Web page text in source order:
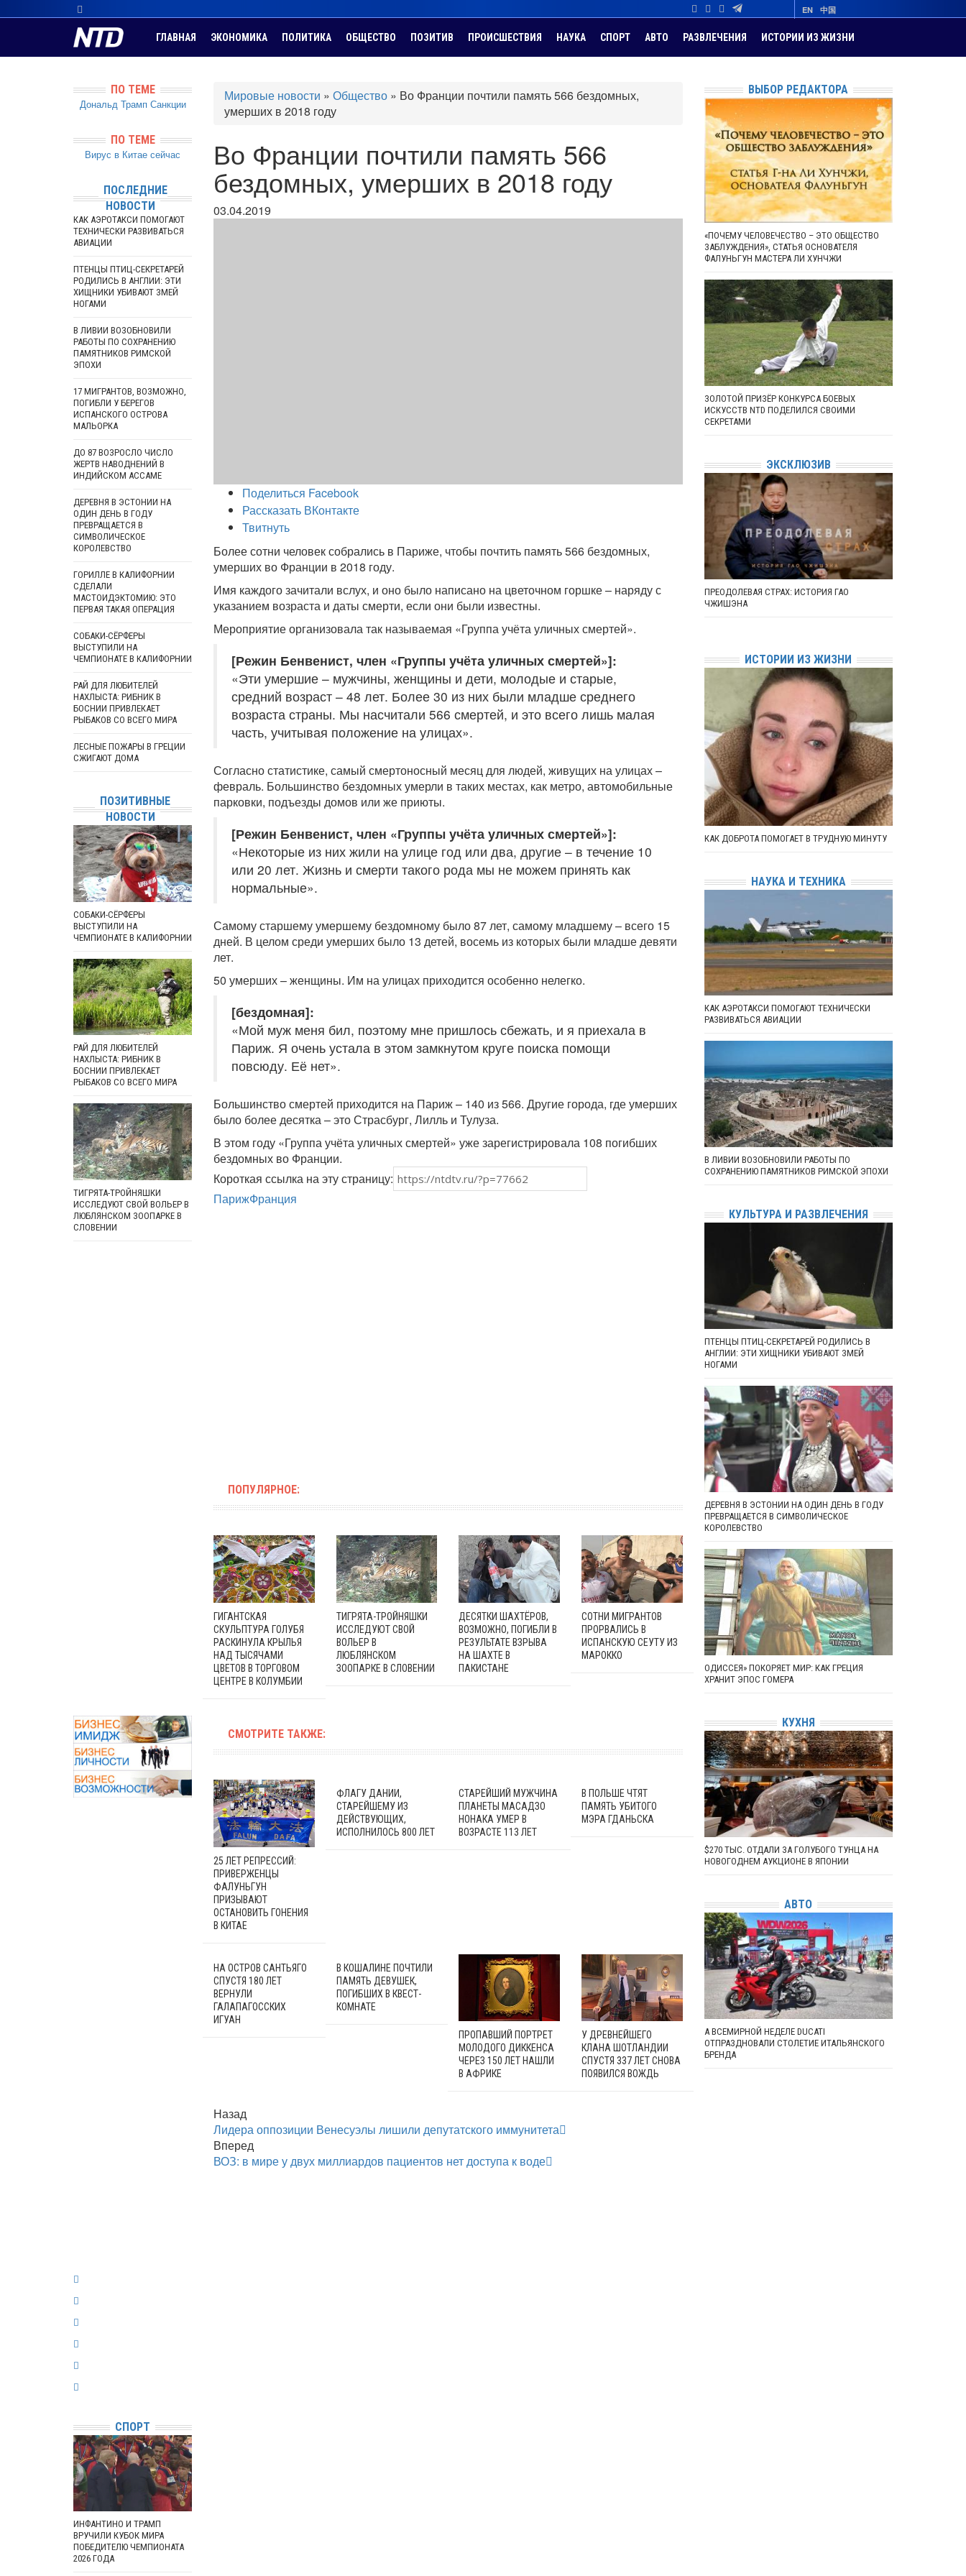
EN 中国
ГЛАВНАЯ ЭКОНОМИКА ПОЛИТИКА ОБЩЕСТВО ПОЗИТИВ ПРОИСШЕСТВИЯ НАУКА СПОРТ АВТО РАЗВЛЕЧЕНИЯ ИСТОРИИ ИЗ ЖИЗНИ
Мировые новости » Общество » Во Франции почтили память 566 бездомных,
умерших в 2018 году
Во Франции почтили память 566
бездомных, умерших в 2018 году
03.04.2019
Поделиться Facebook
Рассказать ВКонтакте
Твитнуть
Более сотни человек собрались в Париже, чтобы почтить память 566 бездомных,
умерших во Франции в 2018 году.
Имя каждого зачитали вслух, и оно было написано на цветочном горшке – наряду с
указанием возраста и даты смерти, если они были известны.
Мероприятие организовала так называемая «Группа учёта уличных смертей».
[Режин Бенвенист, член «Группы учёта уличных смертей»]:
«Эти умершие – мужчины, женщины и дети, молодые и старые,
средний возраст – 48 лет. Более 30 из них были младше среднего
возраста страны. Мы насчитали 566 смертей, и это всего лишь малая
часть, учитывая положение на улицах».
Согласно статистике, самый смертоносный месяц для людей, живущих на улицах –
февраль. Большинство бездомных умерли в таких местах, как метро, автомобильные
парковки, подъезды домов или же приюты.
[Режин Бенвенист, член «Группы учёта уличных смертей»]:
«Некоторые из них жили на улице год или два, другие – в течение 10
или 20 лет. Жизнь и смерти такого рода мы не можем принять как
нормальные».
Самому старшему умершему бездомному было 87 лет, самому младшему – всего 15
дней. В целом среди умерших было 13 детей, восемь из которых были младше девяти
лет.
50 умерших – женщины. Им на улицах приходится особенно нелегко.
[бездомная]:
«Мой муж меня бил, поэтому мне пришлось сбежать, и я приехала в
Париж. Я очень устала в этом замкнутом круге поиска помощи
повсюду. Её нет».
Большинство смертей приходится на Париж – 140 из 566. Другие города, где умерших
было более десятка – это Страсбург, Лилль и Тулуза.
В этом году «Группа учёта уличных смертей» уже зарегистрировала 108 погибших
бездомных во Франции.
Короткая ссылка на эту страницу:
ПарижФранция
ПОПУЛЯРНОЕ:
ГИГАНТСКАЯ
СКУЛЬПТУРА ГОЛУБЯ
РАСКИНУЛА КРЫЛЬЯ
НАД ТЫСЯЧАМИ
ЦВЕТОВ В ТОРГОВОМ
ЦЕНТРЕ В КОЛУМБИИ
ТИГРЯТА-ТРОЙНЯШКИ
ИССЛЕДУЮТ СВОЙ
ВОЛЬЕР В
ЛЮБЛЯНСКОМ
ЗООПАРКЕ В СЛОВЕНИИ
ДЕСЯТКИ ШАХТЁРОВ,
ВОЗМОЖНО, ПОГИБЛИ В
РЕЗУЛЬТАТЕ ВЗРЫВА
НА ШАХТЕ В
ПАКИСТАНЕ
СОТНИ МИГРАНТОВ
ПРОРВАЛИСЬ В
ИСПАНСКУЮ СЕУТУ ИЗ
МАРОККО
СМОТРИТЕ ТАКЖЕ:
25 ЛЕТ РЕПРЕССИЙ:
ПРИВЕРЖЕНЦЫ
ФАЛУНЬГУН
ПРИЗЫВАЮТ
ОСТАНОВИТЬ ГОНЕНИЯ
В КИТАЕ
ФЛАГУ ДАНИИ,
СТАРЕЙШЕМУ ИЗ
ДЕЙСТВУЮЩИХ,
ИСПОЛНИЛОСЬ 800 ЛЕТ
СТАРЕЙШИЙ МУЖЧИНА
ПЛАНЕТЫ МАСАДЗО
НОНАКА УМЕР В
ВОЗРАСТЕ 113 ЛЕТ
В ПОЛЬШЕ ЧТЯТ
ПАМЯТЬ УБИТОГО
МЭРА ГДАНЬСКА
НА ОСТРОВ САНТЬЯГО
СПУСТЯ 180 ЛЕТ
ВЕРНУЛИ
ГАЛАПАГОССКИХ
ИГУАН
В КОШАЛИНЕ ПОЧТИЛИ
ПАМЯТЬ ДЕВУШЕК,
ПОГИБШИХ В КВЕСТ-
КОМНАТЕ
ПРОПАВШИЙ ПОРТРЕТ
МОЛОДОГО ДИККЕНСА
ЧЕРЕЗ 150 ЛЕТ НАШЛИ
В АФРИКЕ
У ДРЕВНЕЙШЕГО
КЛАНА ШОТЛАНДИИ
СПУСТЯ 337 ЛЕТ СНОВА
ПОЯВИЛСЯ ВОЖДЬ
Назад
Лидера оппозиции Венесуэлы лишили депутатского иммунитета
Вперед
ВОЗ: в мире у двух миллиардов пациентов нет доступа к воде
ПО ТЕМЕ
Дональд Трамп Санкции
ПО ТЕМЕ
Вирус в Китае сейчас
ПОСЛЕДНИЕ
НОВОСТИ
КАК АЭРОТАКСИ ПОМОГАЮТ
ТЕХНИЧЕСКИ РАЗВИВАТЬСЯ
АВИАЦИИ
ПТЕНЦЫ ПТИЦ-СЕКРЕТАРЕЙ
РОДИЛИСЬ В АНГЛИИ: ЭТИ
ХИЩНИКИ УБИВАЮТ ЗМЕЙ
НОГАМИ
В ЛИВИИ ВОЗОБНОВИЛИ
РАБОТЫ ПО СОХРАНЕНИЮ
ПАМЯТНИКОВ РИМСКОЙ
ЭПОХИ
17 МИГРАНТОВ, ВОЗМОЖНО,
ПОГИБЛИ У БЕРЕГОВ
ИСПАНСКОГО ОСТРОВА
МАЛЬОРКА
ДО 87 ВОЗРОСЛО ЧИСЛО
ЖЕРТВ НАВОДНЕНИЙ В
ИНДИЙСКОМ АССАМЕ
ДЕРЕВНЯ В ЭСТОНИИ НА
ОДИН ДЕНЬ В ГОДУ
ПРЕВРАЩАЕТСЯ В
СИМВОЛИЧЕСКОЕ
КОРОЛЕВСТВО
ГОРИЛЛЕ В КАЛИФОРНИИ
СДЕЛАЛИ
МАСТОИДЭКТОМИЮ: ЭТО
ПЕРВАЯ ТАКАЯ ОПЕРАЦИЯ
СОБАКИ-СЁРФЕРЫ
ВЫСТУПИЛИ НА
ЧЕМПИОНАТЕ В КАЛИФОРНИИ
РАЙ ДЛЯ ЛЮБИТЕЛЕЙ
НАХЛЫСТА: РИБНИК В
БОСНИИ ПРИВЛЕКАЕТ
РЫБАКОВ СО ВСЕГО МИРА
ЛЕСНЫЕ ПОЖАРЫ В ГРЕЦИИ
СЖИГАЮТ ДОМА
ПОЗИТИВНЫЕ
НОВОСТИ
СОБАКИ-СЁРФЕРЫ
ВЫСТУПИЛИ НА
ЧЕМПИОНАТЕ В КАЛИФОРНИИ
РАЙ ДЛЯ ЛЮБИТЕЛЕЙ
НАХЛЫСТА: РИБНИК В
БОСНИИ ПРИВЛЕКАЕТ
РЫБАКОВ СО ВСЕГО МИРА
ТИГРЯТА-ТРОЙНЯШКИ
ИССЛЕДУЮТ СВОЙ ВОЛЬЕР В
ЛЮБЛЯНСКОМ ЗООПАРКЕ В
СЛОВЕНИИ
СПОРТ
ИНФАНТИНО И ТРАМП
ВРУЧИЛИ КУБОК МИРА
ПОБЕДИТЕЛЮ ЧЕМПИОНАТА
2026 ГОДА
ВЫБОР РЕДАКТОРА
«ПОЧЕМУ ЧЕЛОВЕЧЕСТВО – ЭТО ОБЩЕСТВО
ЗАБЛУЖДЕНИЯ», СТАТЬЯ ОСНОВАТЕЛЯ
ФАЛУНЬГУН МАСТЕРА ЛИ ХУНЧЖИ
ЗОЛОТОЙ ПРИЗЁР КОНКУРСА БОЕВЫХ
ИСКУССТВ NTD ПОДЕЛИЛСЯ СВОИМИ
СЕКРЕТАМИ
ЭКСКЛЮЗИВ
ПРЕОДОЛЕВАЯ СТРАХ: ИСТОРИЯ ГАО
ЧЖИШЭНА
ИСТОРИИ ИЗ ЖИЗНИ
КАК ДОБРОТА ПОМОГАЕТ В ТРУДНУЮ МИНУТУ
НАУКА И ТЕХНИКА
КАК АЭРОТАКСИ ПОМОГАЮТ ТЕХНИЧЕСКИ
РАЗВИВАТЬСЯ АВИАЦИИ
В ЛИВИИ ВОЗОБНОВИЛИ РАБОТЫ ПО
СОХРАНЕНИЮ ПАМЯТНИКОВ РИМСКОЙ ЭПОХИ
КУЛЬТУРА И РАЗВЛЕЧЕНИЯ
ПТЕНЦЫ ПТИЦ-СЕКРЕТАРЕЙ РОДИЛИСЬ В
АНГЛИИ: ЭТИ ХИЩНИКИ УБИВАЮТ ЗМЕЙ
НОГАМИ
ДЕРЕВНЯ В ЭСТОНИИ НА ОДИН ДЕНЬ В ГОДУ
ПРЕВРАЩАЕТСЯ В СИМВОЛИЧЕСКОЕ
КОРОЛЕВСТВО
ОДИССЕЯ» ПОКОРЯЕТ МИР: КАК ГРЕЦИЯ
ХРАНИТ ЭПОС ГОМЕРА
КУХНЯ
$270 ТЫС. ОТДАЛИ ЗА ГОЛУБОГО ТУНЦА НА
НОВОГОДНЕМ АУКЦИОНЕ В ЯПОНИИ
АВТО
А ВСЕМИРНОЙ НЕДЕЛЕ DUCATI
ОТПРАЗДНОВАЛИ СТОЛЕТИЕ ИТАЛЬЯНСКОГО
БРЕНДА